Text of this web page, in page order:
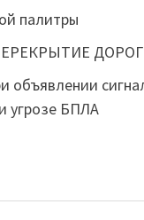
палитры
объявлении
угрозе БПЛА